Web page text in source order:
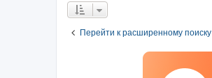
Перейти к расширенному поиску